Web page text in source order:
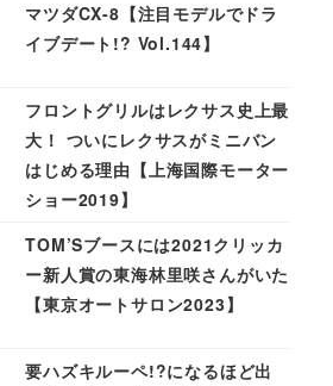
マツダCX-8【注目モデルでドラ
イブデート!? Vol.144】
フロントグリルはレクサス史上最
大！ ついにレクサスがミニバン
はじめる理由【上海国際モーター
ショー2019】
TOM’Sブースには2021クリッカ
ー新人賞の東海林里咲さんがいた
【東京オートサロン2023】
要ハズキルーペ!?になるほど出